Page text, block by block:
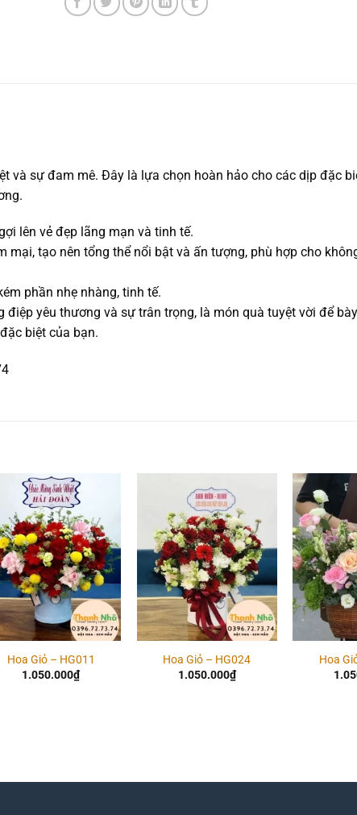
và sự đam mê. Đây là lựa chọn hoàn hảo cho các dịp đặc
lên vẻ đẹp lãng mạn và tinh tế.
tạo nên tổng thể nổi bật và ấn tượng, phù hợp cho
phần nhẹ nhàng, tinh tế.
yêu thương và sự trân trọng, là món quà tuyệt vời để
biệt của bạn.
Add to
wishlist
Hoa Giỏ – HG011
1.050.000₫
Add to
wishlist
Hoa Giỏ – HG024
1.050.000₫
Hoa